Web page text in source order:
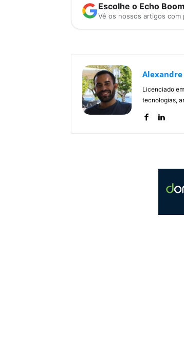
Escolhe o Echo
Vê os nossos artigos
Alexandre
Licenciado
tecnologias,